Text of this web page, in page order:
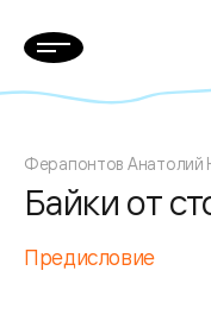
Ферапонтов Анатолий
Байки от
Предисловие